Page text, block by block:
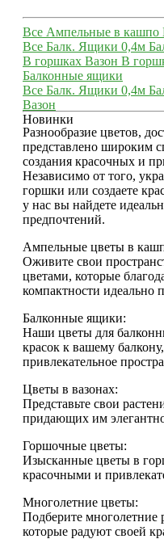
Все Ампельные в кашпо
Все Балк. Ящики 0,4м
В горшках Вазон В
Балконные ящики
Все Балк. Ящики 0,4м
Вазон
Новинки
Разнообразие цветов,
представлено широким
создания красочных и
Независимо от того,
горшки или создаете
у нас вы найдете
предпочтений.
Ампельные цветы в
Оживите свои
цветами, которые
компактности идеально
Балконные ящики:
Наши цветы для
красок к вашему
привлекательное
Цветы в вазонах:
Представьте свои
придающих им
Горшочные цветы:
Изысканные цветы в
красочными и
Многолетние цветы:
Подберите многолетние
которые радуют своей